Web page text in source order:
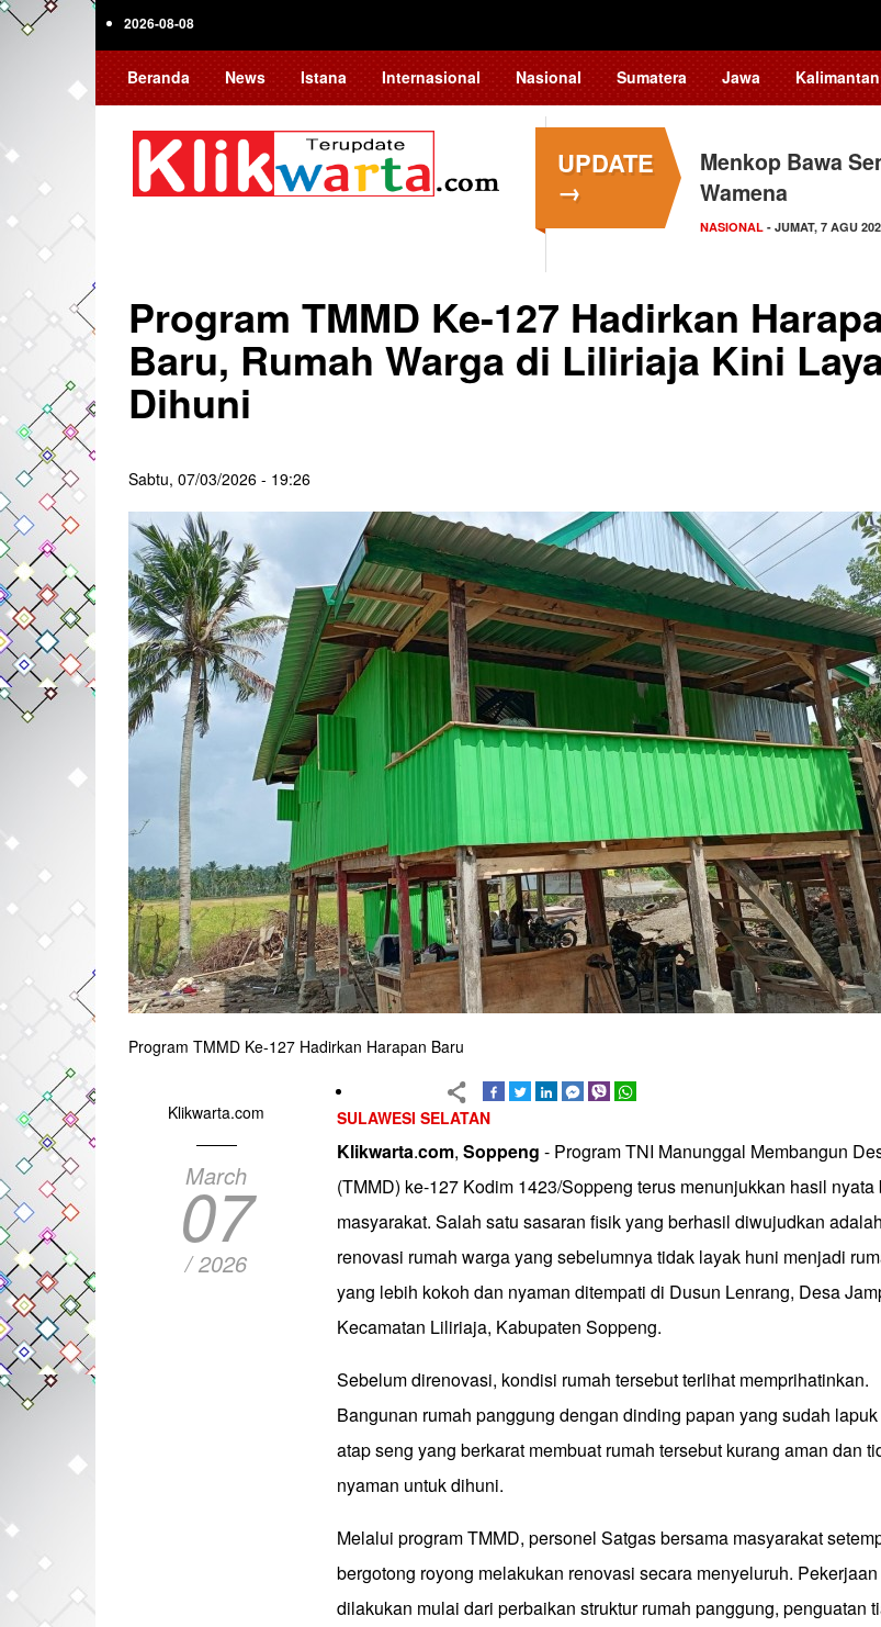
Skip
2026-08-08
Beranda News Istana Internasional Nasional Sumatera Jawa Kalimantan
UPDATE
→
Menkop Bawa
Wamena
NASIONAL - JUMAT, 7 AGU
Tingkatkan Daya
Teknologi…
NASIONAL - JUMAT, 7 AGU
Program TMMD Ke-127 Hadirkan
Baru, Rumah Warga di Liliriaja Kini
Dihuni
Sabtu, 07/03/2026 - 19:26
Program TMMD Ke-127 Hadirkan Harapan Baru
Klikwarta.com
March
07
/ 2026
SULAWESI SELATAN
Klikwarta.com, Soppeng - Program TNI Manunggal Membangun
(TMMD) ke-127 Kodim 1423/Soppeng terus menunjukkan hasil nyata
masyarakat. Salah satu sasaran fisik yang berhasil diwujudkan adalah
renovasi rumah warga yang sebelumnya tidak layak huni menjadi
yang lebih kokoh dan nyaman ditempati di Dusun Lenrang, Desa
Kecamatan Liliriaja, Kabupaten Soppeng.
Sebelum direnovasi, kondisi rumah tersebut terlihat memprihatinkan.
Bangunan rumah panggung dengan dinding papan yang sudah
atap seng yang berkarat membuat rumah tersebut kurang aman dan
nyaman untuk dihuni.
Melalui program TMMD, personel Satgas bersama masyarakat
bergotong royong melakukan renovasi secara menyeluruh. Pekerjaan
dilakukan mulai dari perbaikan struktur rumah panggung, penguatan